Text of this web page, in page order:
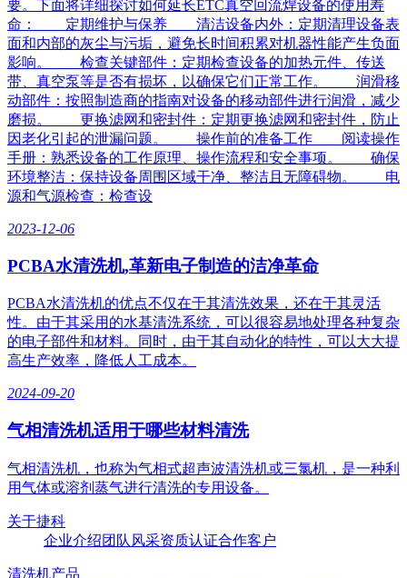
要。下面将详细探讨如何延长ETC真空回流焊设备的使用寿
命： 定期维护与保养 清洁设备内外：定期清理设备表
面和内部的灰尘与污垢，避免长时间积累对机器性能产生负面
影响。 检查关键部件：定期检查设备的加热元件、传送
带、真空泵等是否有损坏，以确保它们正常工作。 润滑移
动部件：按照制造商的指南对设备的移动部件进行润滑，减少
磨损。 更换滤网和密封件：定期更换滤网和密封件，防止
因老化引起的泄漏问题。 操作前的准备工作 阅读操作
手册：熟悉设备的工作原理、操作流程和安全事项。 确保
环境整洁：保持设备周围区域干净、整洁且无障碍物。 电
源和气源检查：检查设
2023-12-06
PCBA水清洗机,革新电子制造的洁净革命
PCBA水清洗机的优点不仅在于其清洗效果，还在于其灵活
性。由于其采用的水基清洗系统，可以很容易地处理各种复杂
的电子部件和材料。同时，由于其自动化的特性，可以大大提
高生产效率，降低人工成本。
2024-09-20
气相清洗机适用于哪些材料清洗
气相清洗机，也称为气相式超声波清洗机或三氯机，是一种利
用气体或溶剂蒸气进行清洗的专用设备。
关于捷科
企业介绍团队风采资质认证合作客户
清洗机产品